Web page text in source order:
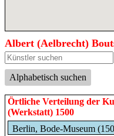
Albert (Aelbrecht)
Alphabetisch suchen
Örtliche Verteilung der
(Werkstatt) 1500
Berlin, Bode-Museum